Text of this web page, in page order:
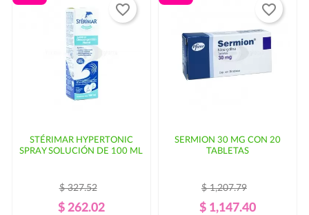
STÉRIMAR HYPERTONIC
SPRAY SOLUCIÓN DE 100 ML
Precio
$ 327.52
Precio
$ 262.02
favorite_border
SERMION 30 MG CON 20
TABLETAS
Precio
$ 1,207.79
Precio
$ 1,147.40
favorite_border